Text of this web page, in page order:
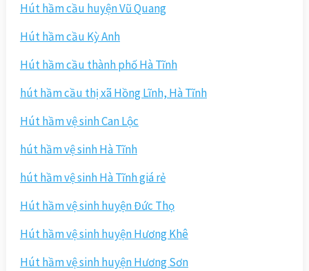
Hút hầm cầu huyện Vũ Quang
Hút hầm cầu Kỳ Anh
Hút hầm cầu thành phố Hà Tĩnh
hút hầm cầu thị xã Hồng Lĩnh, Hà Tĩnh
Hút hầm vệ sinh Can Lộc
hút hầm vệ sinh Hà Tĩnh
hút hầm vệ sinh Hà Tĩnh giá rẻ
Hút hầm vệ sinh huyện Đức Thọ
Hút hầm vệ sinh huyện Hương Khê
Hút hầm vệ sinh huyện Hương Sơn